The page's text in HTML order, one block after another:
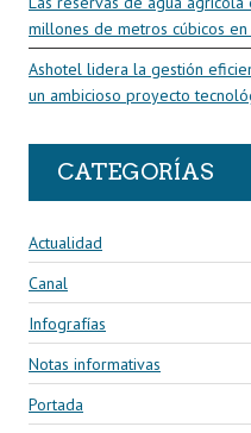
millones de metros cúbicos
Ashotel lidera la gestión
un ambicioso proyecto
CATEGORÍAS
Actualidad
Canal
Infografías
Notas informativas
Portada